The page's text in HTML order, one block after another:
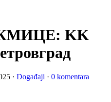
KK
· Događaji · 0 komentara